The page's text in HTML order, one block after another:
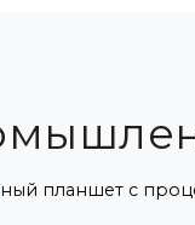
планшет с